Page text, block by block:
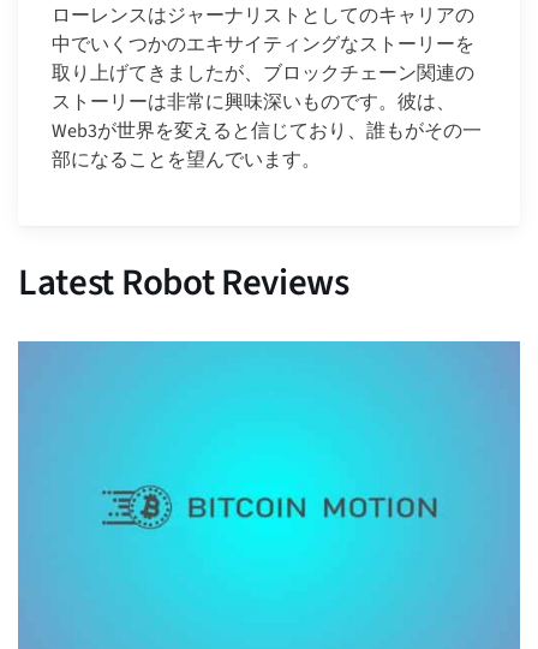
ローレンスはジャーナリストとしてのキャリアの
中でいくつかのエキサイティングなストーリーを
取り上げてきましたが、ブロックチェーン関連の
ストーリーは非常に興味深いものです。彼は、
Web3が世界を変えると信じており、誰もがその一
部になることを望んでいます。
Latest Robot Reviews